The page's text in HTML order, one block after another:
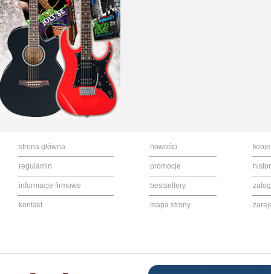
strona główna
regulamin
informacje firmowe
kontakt
nowości
promocje
bestsellery
mapa strony